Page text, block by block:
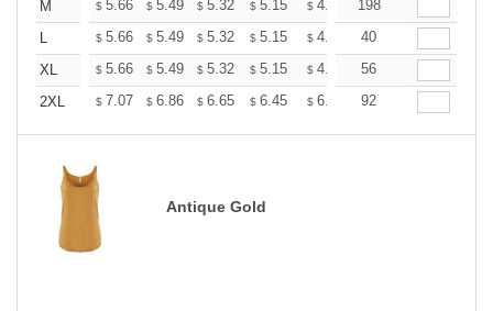
M
$ 5.66 $ 5.49 $ 5.32 $ 5.15 $ 4.99 $4.90
198
L
$ 5.66 $ 5.49 $ 5.32 $ 5.15 $ 4.99 $4.90
40
XL
$ 5.66 $ 5.49 $ 5.32 $ 5.15 $ 4.99 $4.90
56
2XL
$ 7.07 $ 6.86 $ 6.65 $ 6.45 $ 6.24 $6.13
92
Antique Gold